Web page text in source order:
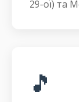
29-ої) та
🎵